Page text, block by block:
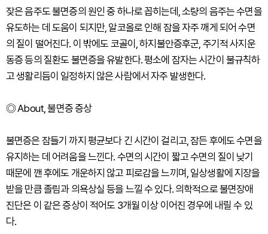
잦은 음주도 불면증의 원인 중 하나로 꼽히는데, 소량의 음주는 수면을
유도하는 데 도움이 되지만, 알코올로 인해 잠을 자주 깨게 되어 수면
의 질이 떨어진다. 이 밖에도 코골이, 하지불안증후군, 주기적 사지운
동증 등의 질환도 불면증을 유발한다. 평소에 잠자는 시간이 불규칙하
고 생활리듬이 일정하지 않은 사람에서 자주 발생한다.
◎ About, 불면증 증상
불면증은 잠들기 까지 평균보다 긴 시간이 걸리고, 잠든 후에도 수면을
유지하는 데 어려움을 느낀다. 수면의 시간이 짧고 수면의 질이 낮기
때문에 깬 후에도 개운하지 않고 피로감을 느끼며, 일상생활에 지장을
받을 만큼 졸림과 의욕상실 등을 느낄 수 있다. 의학적으로 불면장애
진단은 이 같은 증상이 적어도 3개월 이상 이어진 경우에 내릴 수 있
다.